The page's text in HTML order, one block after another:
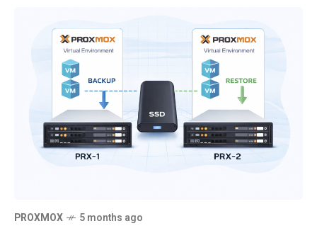
PROXMOX 5 months ago